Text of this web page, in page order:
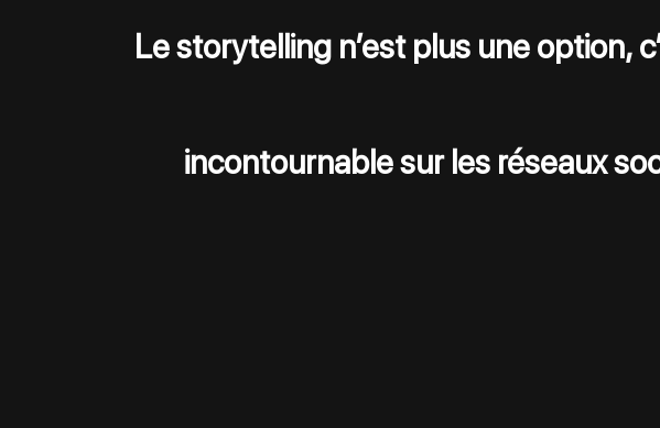
Le storytelling n’est plus une option,
incontournable sur les réseaux